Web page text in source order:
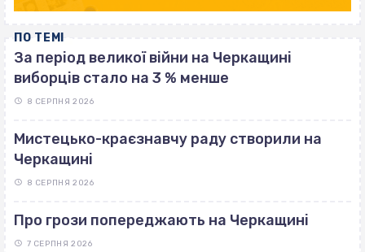
ПО ТЕМІ
За період великої війни на Черкащині
виборців стало на 3 % менше
8 СЕРПНЯ 2026
Мистецько-краєзнавчу раду створили на
Черкащині
8 СЕРПНЯ 2026
Про грози попереджають на Черкащині
7 СЕРПНЯ 2026